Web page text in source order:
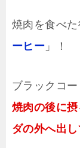
焼肉を食べ
ーヒー 」！
ブラックコ
焼肉の後に
ダの外へ出